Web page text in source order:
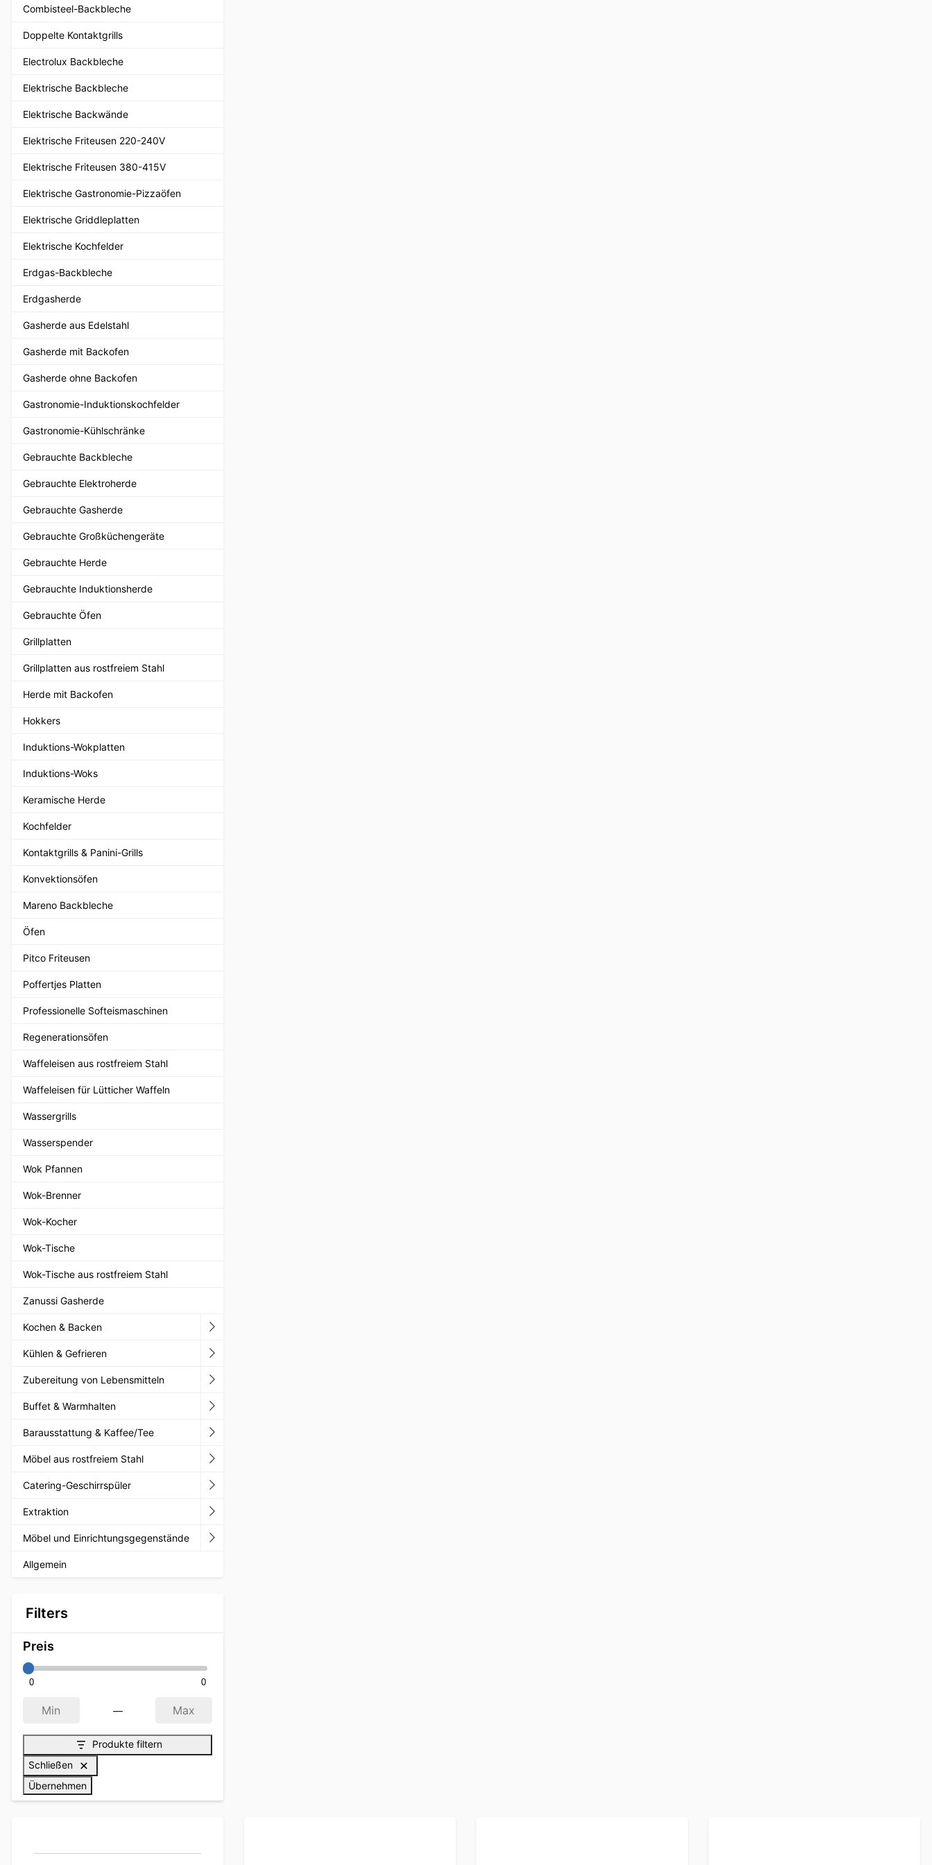
Combisteel-Backbleche
Doppelte Kontaktgrills
Electrolux Backbleche
Elektrische Backbleche
Elektrische Backwände
Elektrische Friteusen 220-240V
Elektrische Friteusen 380-415V
Elektrische Gastronomie-Pizzaöfen
Elektrische Griddleplatten
Elektrische Kochfelder
Erdgas-Backbleche
Erdgasherde
Gasherde aus Edelstahl
Gasherde mit Backofen
Gasherde ohne Backofen
Gastronomie-Induktionskochfelder
Gastronomie-Kühlschränke
Gebrauchte Backbleche
Gebrauchte Elektroherde
Gebrauchte Gasherde
Gebrauchte Großküchengeräte
Gebrauchte Herde
Gebrauchte Induktionsherde
Gebrauchte Öfen
Grillplatten
Grillplatten aus rostfreiem Stahl
Herde mit Backofen
Hokkers
Induktions-Wokplatten
Induktions-Woks
Keramische Herde
Kochfelder
Kontaktgrills & Panini-Grills
Konvektionsöfen
Mareno Backbleche
Öfen
Pitco Friteusen
Poffertjes Platten
Professionelle Softeismaschinen
Regenerationsöfen
Waffeleisen aus rostfreiem Stahl
Waffeleisen für Lütticher Waffeln
Wassergrills
Wasserspender
Wok Pfannen
Wok-Brenner
Wok-Kocher
Wok-Tische
Wok-Tische aus rostfreiem Stahl
Zanussi Gasherde
Kochen & Backen
Kühlen & Gefrieren
Zubereitung von Lebensmitteln
Buffet & Warmhalten
Barausstattung & Kaffee/Tee
Möbel aus rostfreiem Stahl
Catering-Geschirrspüler
Extraktion
Möbel und Einrichtungsgegenstände
Allgemein
Filters
Preis
—
0 0
Produkte filtern
Schließen
Übernehmen